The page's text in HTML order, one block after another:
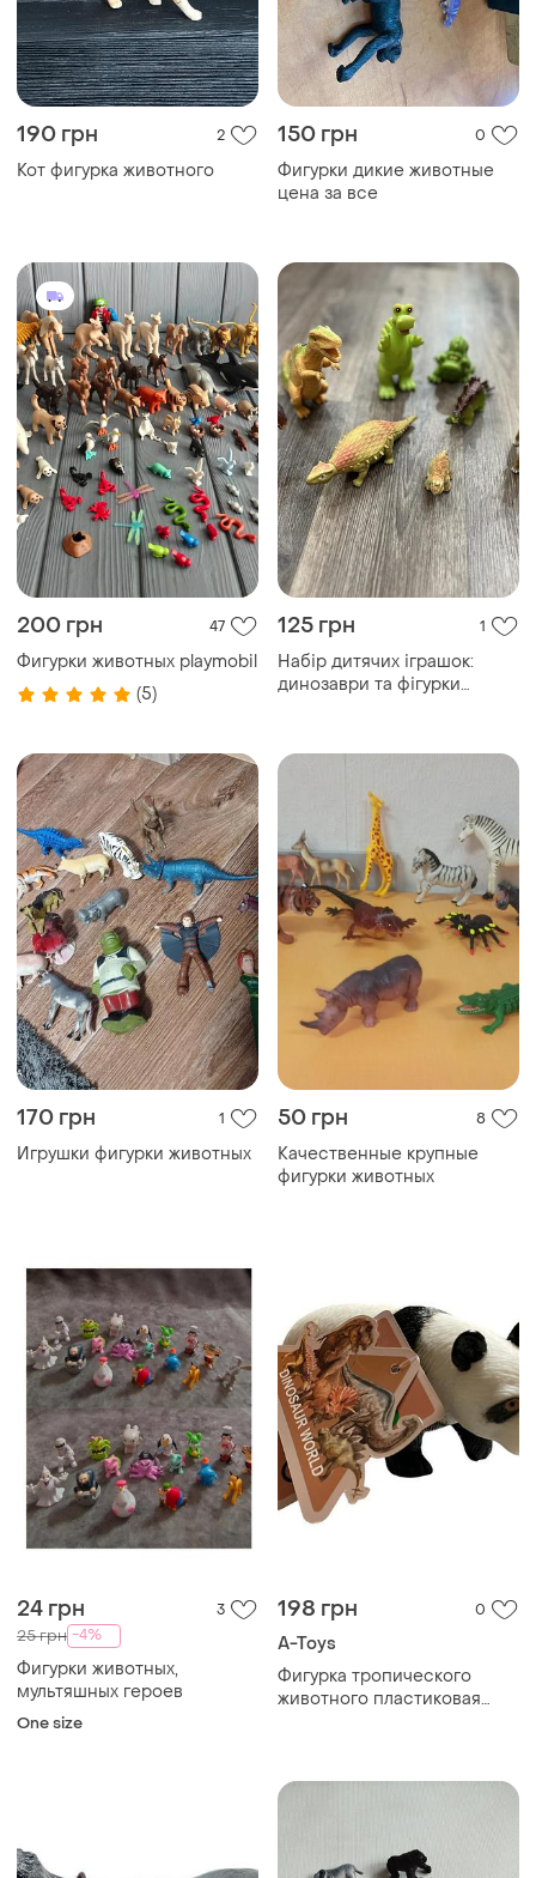
190 грн 2
Кот фигурка животного
150 грн 0
Фигурки дикие животные
цена за все
200 грн 47
Фигурки животных playmobil
(5)
125 грн 1
Набір дитячих іграшок:
динозаври та фігурки
170 грн 1
Игрушки фигурки животных
50 грн 8
Качественные крупные
фигурки животных
24 грн 3
25 грн -4%
Фигурки животных,
мультяшных героев
One size
198 грн 0
A-Toys
Фигурка тропического
животного пластиковая